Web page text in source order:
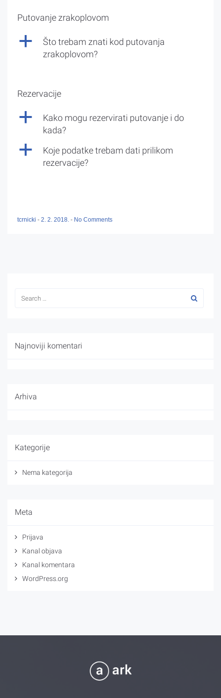
Putovanje zrakoplovom
a
Što trebam znati kod putovanja
zrakoplovom?
Rezervacije
a
Kako mogu rezervirati putovanje i do
kada?
a
Koje podatke trebam dati prilikom
rezervacije?
tcrnicki - 2. 2. 2018. - No Comments
Najnoviji komentari
Arhiva
Kategorije
Nema kategorija
Meta
Prijava
Kanal objava
Kanal komentara
WordPress.org